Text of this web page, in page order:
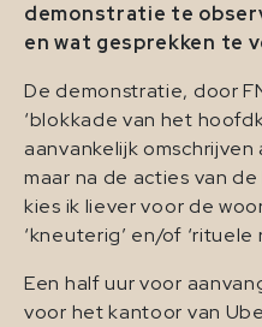
demonstratie te
en wat gesprekken te
De demonstratie, door
‘blokkade van het
aanvankelijk omschrijven
maar na de acties van
kies ik liever voor de
‘kneuterig’ en/of ‘rituele
Een half uur voor
voor het kantoor van